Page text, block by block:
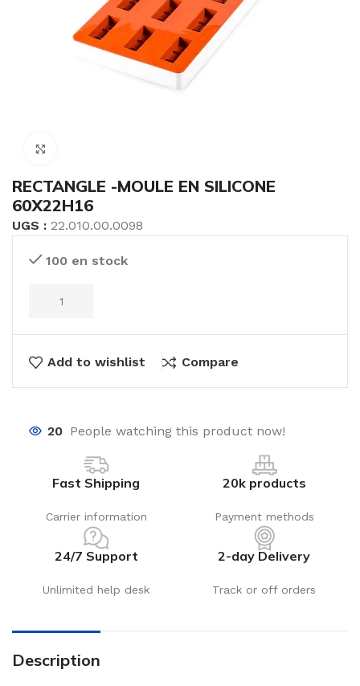
RECTANGLE -MOULE EN SILICONE
60X22H16
UGS : 22.010.00.0098
100 en stock
Add to wishlist Compare
20 People watching this product now!
Fast Shipping
Carrier information
20k products
Payment methods
24/7 Support
Unlimited help desk
2-day Delivery
Track or off orders
Description